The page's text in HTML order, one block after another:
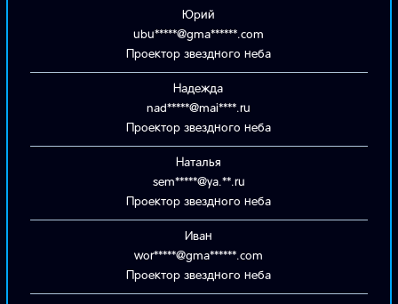
Юрий
ubu*****@gma******.com
Проектор звездного неба
Надежда
nad*****@mai****.ru
Проектор звездного неба
Наталья
sem*****@ya.**.ru
Проектор звездного неба
Иван
wor*****@gma******.com
Проектор звездного неба